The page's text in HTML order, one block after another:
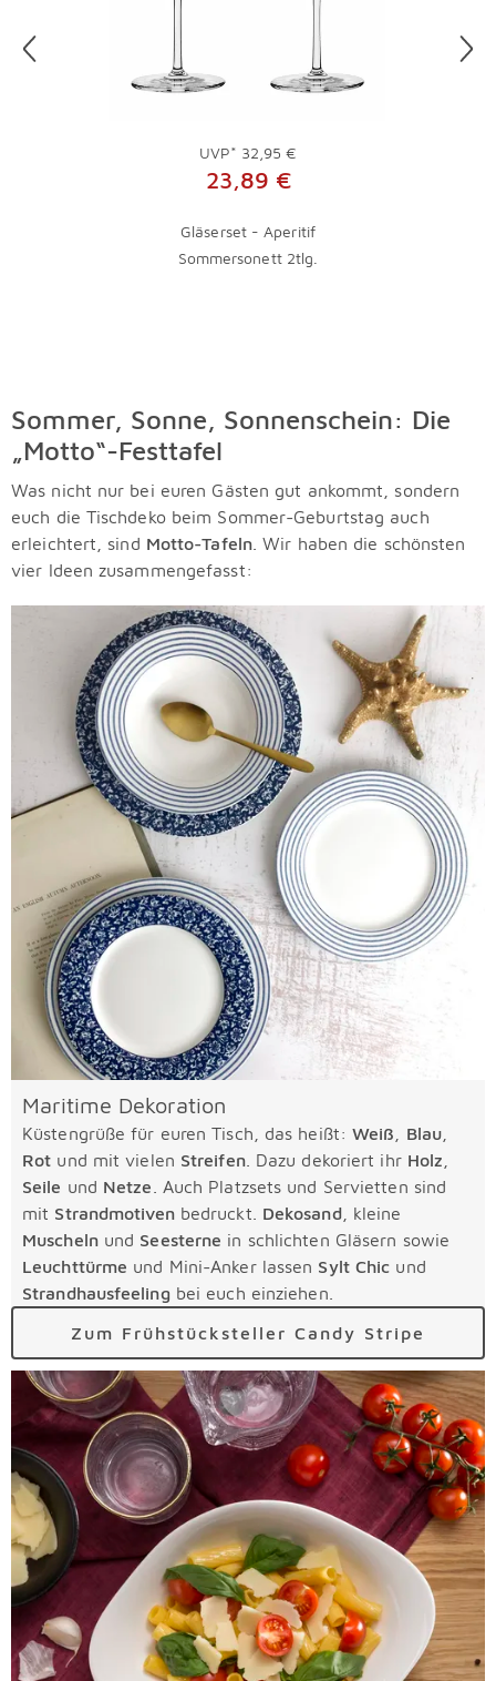
UVP* 32,95 €
23,89 €
Gläserset - Aperitif
Sommersonett 2tlg.
Sommer, Sonne, Sonnenschein: Die
„Motto“-Festtafel
Was nicht nur bei euren Gästen gut ankommt, sondern
euch die Tischdeko beim Sommer-Geburtstag auch
erleichtert, sind Motto-Tafeln. Wir haben die schönsten
vier Ideen zusammengefasst:
Maritime Dekoration
Küstengrüße für euren Tisch, das heißt: Weiß Blau
Rot und mit vielen Streifen. Dazu dekoriert ihr Holz
Seile und Netze . Auch Platzsets und Servietten sind
mit Strandmotiven bedruckt. Dekosand, kleine
Muscheln und Seesterne in schlichten Gläsern sowie
Leuchttürme und Mini-Anker lassen Sylt Chic und
Strandhausfeeling bei euch einziehen.
Zum Frühstücksteller Candy Stripe